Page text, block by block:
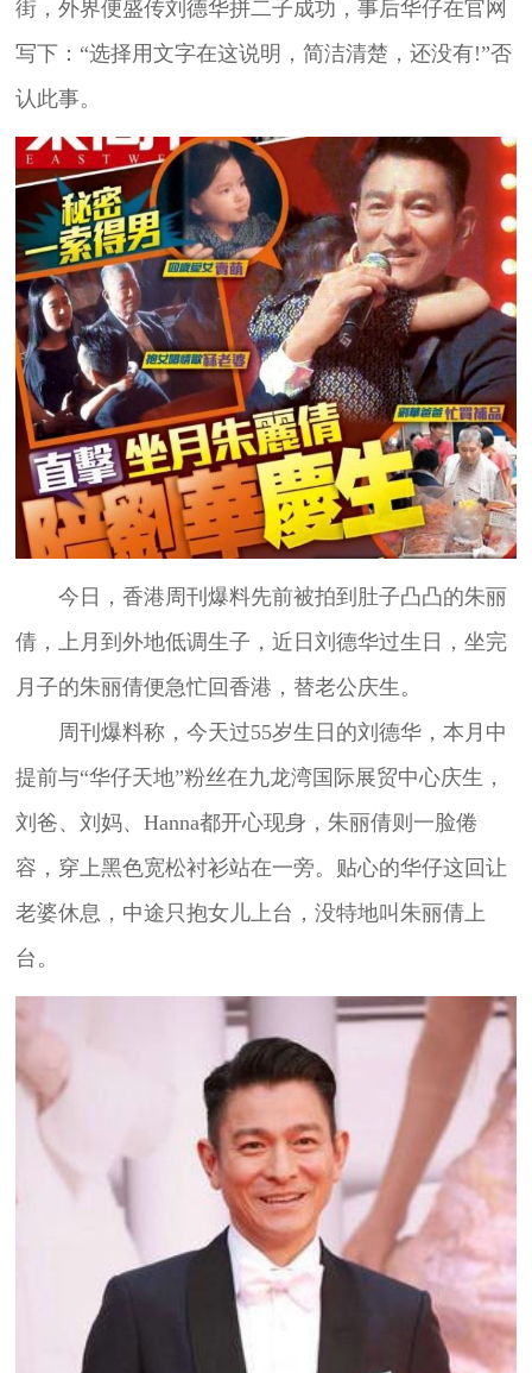
街，外界便盛传刘德华拼二子成功，事后华仔在官网
写下：“选择用文字在这说明，简洁清楚，还没有!”否
认此事。
今日，香港周刊爆料先前被拍到肚子凸凸的朱丽
倩，上月到外地低调生子，近日刘德华过生日，坐完
月子的朱丽倩便急忙回香港，替老公庆生。
周刊爆料称，今天过55岁生日的刘德华，本月中
提前与“华仔天地”粉丝在九龙湾国际展贸中心庆生，
刘爸、刘妈、Hanna都开心现身，朱丽倩则一脸倦
容，穿上黑色宽松衬衫站在一旁。贴心的华仔这回让
老婆休息，中途只抱女儿上台，没特地叫朱丽倩上
台。